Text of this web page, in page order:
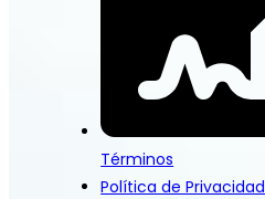
Términos
Política de Privacidad